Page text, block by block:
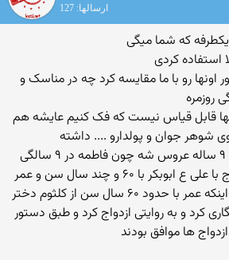
ارسالها: 127
استفاده کردی
رو با ما مقایسه کرد چه در مناسک و
روزمره
قابل قیاس نیست که فک کنیم عایشه هم
شوهر جوان و پولدارو .... داشته
اون زمان عرف بوده دختر ۹ ساله عروس شه چون فاطمه در ۹ سالگی
عروس شد و قبل از ازدواج با علی ع ابوبکر با ۶۰ و چند سال سن و عمر
از او خواستگاری کردند یا اینکه عمر با حدود ۶۰ سال سن از کلثوم دختر
کرد و به روایتی ازدواج کرد و طبق دستور
ها موافق بودند